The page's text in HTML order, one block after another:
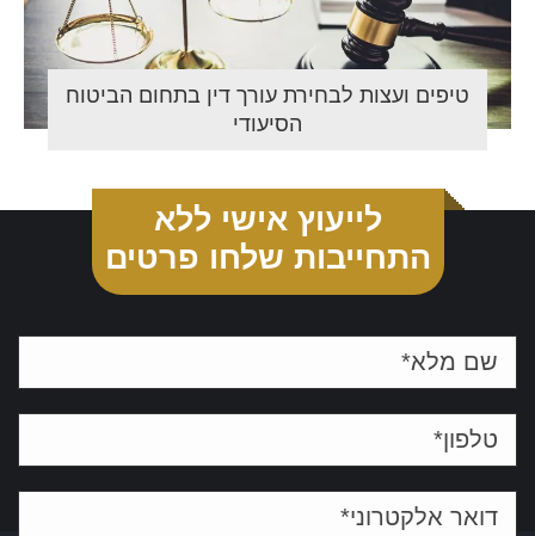
טיפים ועצות לבחירת עורך דין בתחום הביטוח
הסיעודי
לייעוץ אישי ללא
התחייבות שלחו פרטים